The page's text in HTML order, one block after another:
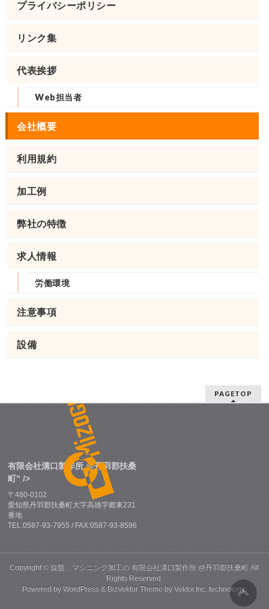
プライバシーポリシー
リンク集
代表挨拶
Web担当者
会社概要
利用規約
加工例
弊社の特徴
求人情報
労働環境
注意事項
設備
PAGETOP
有限会社溝口製作所 @丹羽郡扶桑
町" />
〒480-0102
愛知県丹羽郡扶桑町大字高雄字郷東231
番地
TEL:0587-93-7955 / FAX:0587-93-8596
Copyright ©旋盤、マシニング加工の 有限会社溝口製作所 @丹羽郡扶桑町 All
Rights Reserved.
Powered byWordPress & BizVektor Theme byVektor,Inc. technology.